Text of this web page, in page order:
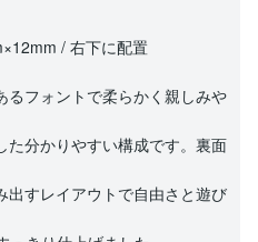
/ 右下に配置
フォントで柔らかく親しみや
分かりやすい構成です。裏面
すレイアウトで自由さと遊び